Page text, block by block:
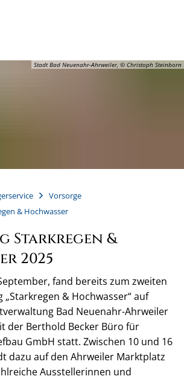
Stadt Bad Neuenahr-Ahrweiler, © Christoph Steinborn
Vorsorge
& Hochwasser
Starkregen &
2025
fand bereits zum zweiten
„Starkregen & Hochwasser“ auf
Bad Neuenahr-Ahrweiler
der Berthold Becker Büro für
GmbH statt. Zwischen 10 und 16
dazu auf den Ahrweiler Marktplatz
Ausstellerinnen und